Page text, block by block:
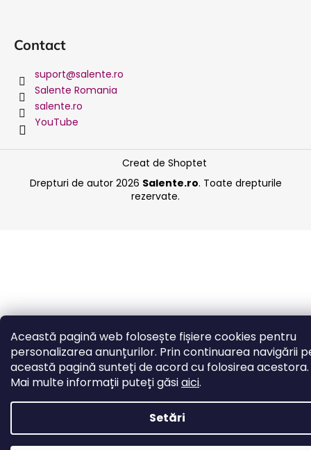
Această pagină web folosește fișiere cookies pentru
personalizarea anunțurilor. Prin continuarea navigării
această pagină sunteți de acord cu folosirea acestora.
Mai multe informații puteți găsiaici.
Setări
Contact
suport@salente.ro
Salente Romania
salente.ro
YouTube
Creat de Shoptet
Drepturi de autor 2026 Salente.ro. Toate drepturile
rezervate.